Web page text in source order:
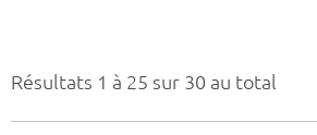
Résultats 1 à 25 sur 30 au total